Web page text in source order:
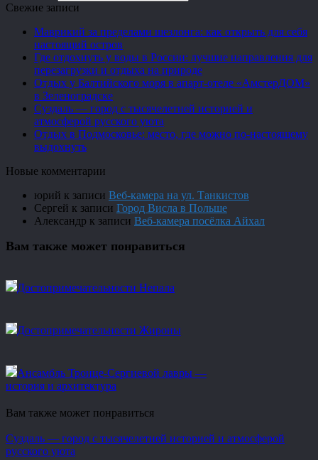
Свежие записи
Маврикий за пределами шезлонга: как открыть для себя
настоящий остров
Где отдохнуть у воды в России: лучшие направления для
перезагрузки и отдыха на природе
Отдых у Балтийского моря в апарт-отеле «АмстерДОМ»
в Зеленоградске
Суздаль — город с тысячелетней историей и
атмосферой русского уюта
Отдых в Подмосковье: место, где можно по-настоящему
выдохнуть
Новые комментарии
юрий к записи Веб-камера на ул. Танкистов
Сергей к записи Город Висла в Польше
Александр к записи Веб-камера посёлка Айхал
Вам также может понравиться
Достопримечательности Непала
Достопримечательности Жироны
Ансамбль Троице-Сергиевой лавры —
история и архитектура
Вам также может понравиться
Суздаль — город с тысячелетней историей и атмосферой
русского уюта